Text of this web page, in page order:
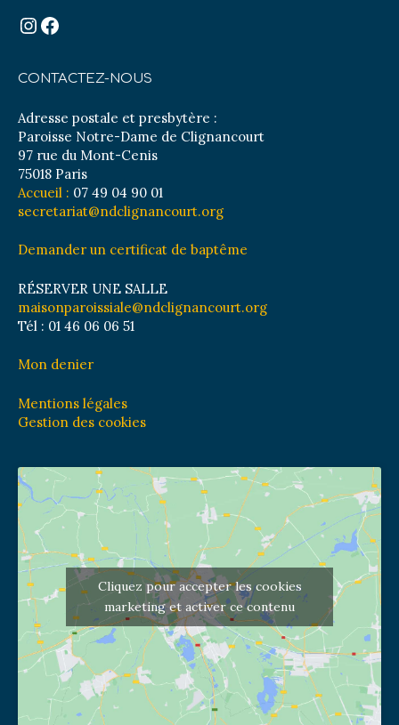
Instagram
Facebook
CONTACTEZ-NOUS
Adresse postale et presbytère :
Paroisse Notre-Dame de Clignancourt
97 rue du Mont-Cenis
75018 Paris
Accueil : 07 49 04 90 01
secretariat@ndclignancourt.org
Demander un certificat de baptême
RÉSERVER UNE SALLE
maisonparoissiale@ndclignancourt.org
Tél : 01 46 06 06 51
Mon denier
Mentions légales
Gestion des cookies
Cliquez pour accepter les cookies
marketing et activer ce contenu